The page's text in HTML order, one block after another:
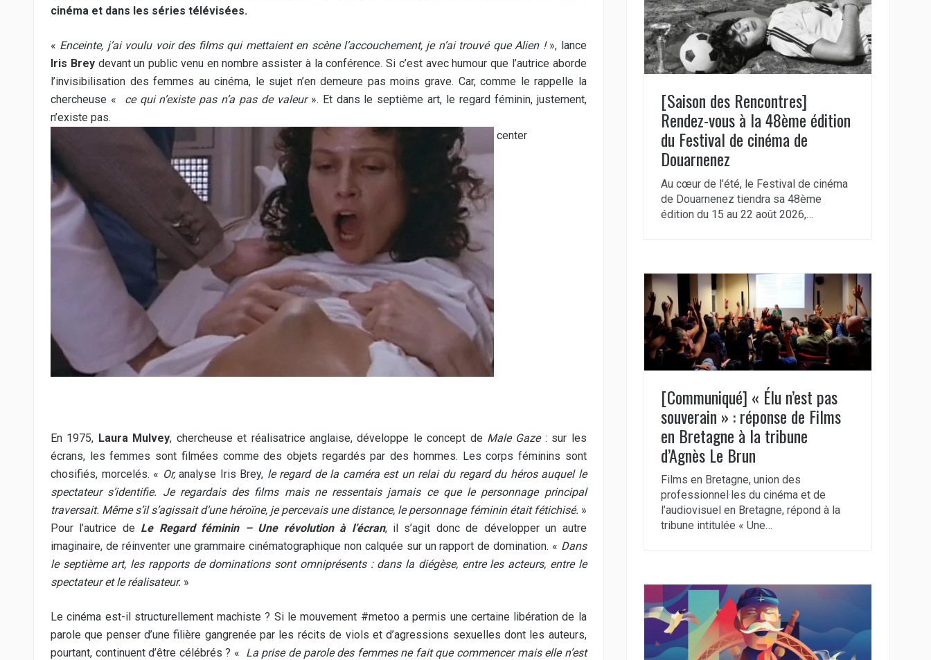
cinéma et dans les séries télévisées.
« Enceinte, j’ai voulu voir des films qui mettaient en scène l’accouchement, je n’ai trouvé que Alien ! », lance
Iris Breydevant un public venu en nombre assister à la conférence. Si c’est avec humour que l’autrice aborde
l’invisibilisation des femmes au cinéma, le sujet n’en demeure pas moins grave. Car, comme le rappelle la
chercheuse « ce qui n’existe pas n’a pas de valeur ». Et dans le septième art, le regard féminin, justement,
n’existe pas.
center
En 1975, Laura Mulvey, chercheuse et réalisatrice anglaise, développe le concept de Male Gaze: sur les
écrans, les femmes sont filmées comme des objets regardés par des hommes. Les corps féminins sont
chosifiés, morcelés. « Or,analyse Iris Brey, le regard de la caméra est un relai du regard du héros auquel le
spectateur s’identifie. Je regardais des films mais ne ressentais jamais ce que le personnage principal
traversait. Même s’il s’agissait d’une héroïne, je percevais une distance, le personnage féminin était fétichisé. »
Pour l’autrice de Le Regard féminin – Une révolution à l’écran, il s’agit donc de développer un autre
imaginaire, de réinventer une grammaire cinématographique non calquée sur un rapport de domination. « Dans
le septième art, les rapports de dominations sont omniprésents : dans la diégèse, entre les acteurs, entre le
spectateur et le réalisateur. »
Le cinéma est-il structurellement machiste ? Si le mouvement #metoo a permis une certaine libération de la
parole que penser d’une filière gangrenée par les récits de viols et d’agressions sexuelles dont les auteurs,
pourtant, continuent d’être célébrés ? « La prise de parole des femmes ne fait que commencer mais elle n’est
[Saison des Rencontres]
Rendez-vous à la 48ème édition
du Festival de cinéma de
Douarnenez
Au cœur de l’été, le Festival de cinéma
de Douarnenez tiendra sa 48ème
édition du 15 au 22 août 2026,…
[Communiqué] « Élu n’est pas
souverain » : réponse de Films
en Bretagne à la tribune
d’Agnès Le Brun
Films en Bretagne, union des
professionnel·les du cinéma et de
l’audiovisuel en Bretagne, répond à la
tribune intitulée « Une…